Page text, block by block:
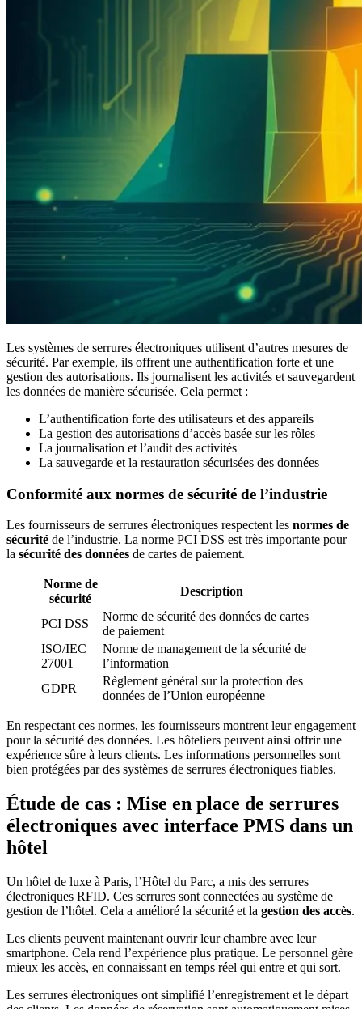
Les systèmes de serrures électroniques utilisent d’autres mesures de
sécurité. Par exemple, ils offrent une authentification forte et une
gestion des autorisations. Ils journalisent les activités et sauvegardent
les données de manière sécurisée. Cela permet :
L’authentification forte des utilisateurs et des appareils
La gestion des autorisations d’accès basée sur les rôles
La journalisation et l’audit des activités
La sauvegarde et la restauration sécurisées des données
Conformité aux normes de sécurité de l’industrie
Les fournisseurs de serrures électroniques respectent les normes de
sécurité de l’industrie. La norme PCI DSS est très importante pour
la sécurité des données de cartes de paiement.
Norme de
sécurité
Description
PCI DSS
Norme de sécurité des données de cartes
de paiement
ISO/IEC
27001
Norme de management de la sécurité de
l’information
GDPR
Règlement général sur la protection des
données de l’Union européenne
En respectant ces normes, les fournisseurs montrent leur engagement
pour la sécurité des données. Les hôteliers peuvent ainsi offrir une
expérience sûre à leurs clients. Les informations personnelles sont
bien protégées par des systèmes de serrures électroniques fiables.
Étude de cas : Mise en place de serrures
électroniques avec interface PMS dans un
hôtel
Un hôtel de luxe à Paris, l’Hôtel du Parc, a mis des serrures
électroniques RFID. Ces serrures sont connectées au système de
gestion de l’hôtel. Cela a amélioré la sécurité et la gestion des accès.
Les clients peuvent maintenant ouvrir leur chambre avec leur
smartphone. Cela rend l’expérience plus pratique. Le personnel gère
mieux les accès, en connaissant en temps réel qui entre et qui sort.
Les serrures électroniques ont simplifié l’enregistrement et le départ